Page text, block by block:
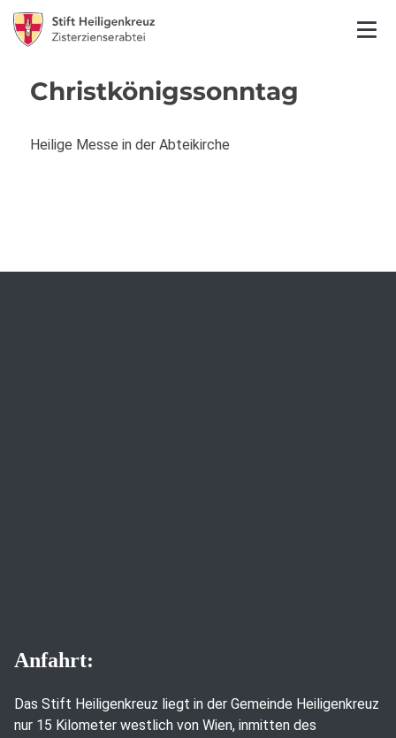
Christkönigssonntag
Heilige Messe in der Abteikirche
Anfahrt:
Das Stift Heiligenkreuz liegt in der Gemeinde Heiligenkreuz
nur 15 Kilometer westlich von Wien, inmitten des